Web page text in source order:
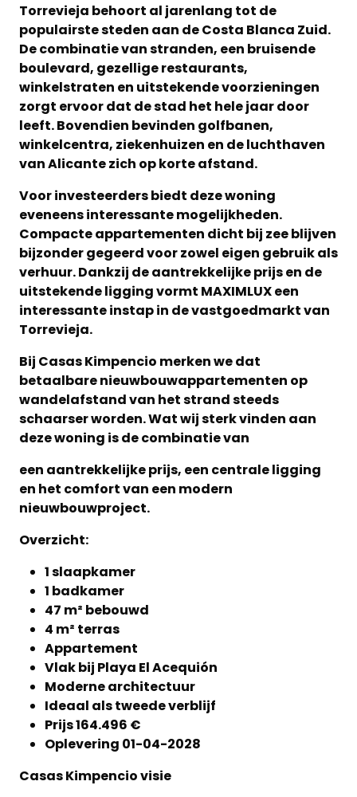
Torrevieja behoort al jarenlang tot de
populairste steden aan de Costa Blanca Zuid.
De combinatie van stranden, een bruisende
boulevard, gezellige restaurants,
winkelstraten en uitstekende voorzieningen
zorgt ervoor dat de stad het hele jaar door
leeft. Bovendien bevinden golfbanen,
winkelcentra, ziekenhuizen en de luchthaven
van Alicante zich op korte afstand.
Voor investeerders biedt deze woning
eveneens interessante mogelijkheden.
Compacte appartementen dicht bij zee blijven
bijzonder gegeerd voor zowel eigen gebruik als
verhuur. Dankzij de aantrekkelijke prijs en de
uitstekende ligging vormt MAXIMLUX een
interessante instap in de vastgoedmarkt van
Torrevieja.
Bij Casas Kimpencio merken we dat
betaalbare nieuwbouwappartementen op
wandelafstand van het strand steeds
schaarser worden. Wat wij sterk vinden aan
deze woning is de combinatie van
een aantrekkelijke prijs, een centrale ligging
en het comfort van een modern
nieuwbouwproject.
Overzicht:
1 slaapkamer
1 badkamer
47 m² bebouwd
4 m² terras
Appartement
Vlak bij Playa El Acequión
Moderne architectuur
Ideaal als tweede verblijf
Prijs 164.496 €
Oplevering 01-04-2028
Casas Kimpencio visie